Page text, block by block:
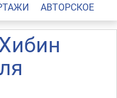
АВТОРСКОЕ